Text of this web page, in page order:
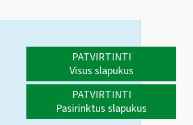
PATVIRTINTI
Visus slapukus
PATVIRTINTI
Pasirinktus slapukus